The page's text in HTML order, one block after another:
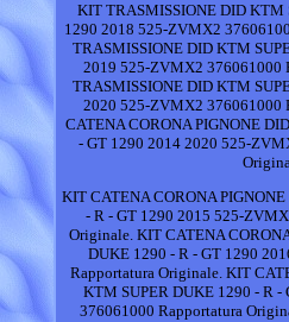
KIT TRASMISSIONE DID KTM
1290 2018 525-ZVMX2
TRASMISSIONE DID KTM
2019 525-ZVMX2 376061000
TRASMISSIONE DID KTM
2020 525-ZVMX2 376061000
CATENA CORONA PIGNONE
- GT 1290 2014 2020 525-
KIT CATENA CORONA
- R - GT 1290 2015 525-
Originale. KIT CATENA
DUKE 1290 - R - GT 1290
Rapportatura Originale. KIT
KTM SUPER DUKE 1290 - R
376061000 Rapportatura